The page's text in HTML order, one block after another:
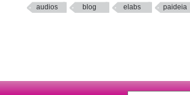
audios blog elabs paideia